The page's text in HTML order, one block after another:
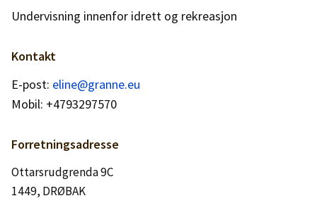
Priser
Logg inn
Lag konto
Undervisning innenfor idrett og rekreasjon
Kontakt
E-post: eline@granne.eu
Mobil: +4793297570
Forretningsadresse
Ottarsrudgrenda 9C
1449, DRØBAK